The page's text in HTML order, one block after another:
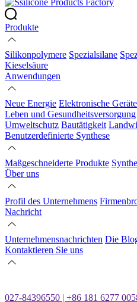
Produkte
Silikonpolymere Spezialsilane
Kieselsäure
Anwendungen
Neue Energie Elektronische Geräte
Leben und Gesundheitsversorgung
Umweltschutz Bautätigkeit
Benutzerdefinierte Synthese
Maßgeschneiderte Produkte
Über uns
Profil des Unternehmens
Nachricht
Unternehmensnachrichten Die
Kontaktieren Sie uns
027-84396550 | +86 181 6277